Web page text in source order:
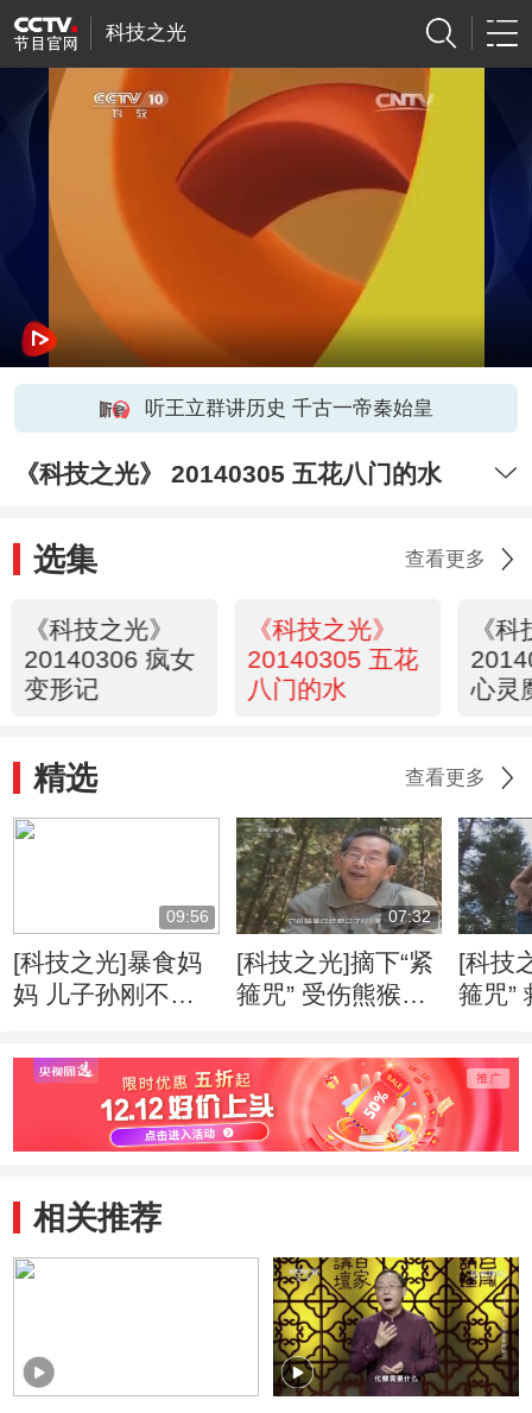
科技之光
听王立群讲历史 千古一帝秦始皇
《科技之光》 20140305 五花八门的水
选集 查看更多
《科技之光》
20140306 疯女
变形记
《科技之光》
20140305 五花
八门的水
《
心灵
精选 查看更多
09:56
[科技之光]暴食妈
妈 儿子孙刚不幸
亲争着为儿子捐肾
07:32
[科技之光]摘下“紧
箍咒” 受伤熊猴被
[科技
箍咒”
相关推荐